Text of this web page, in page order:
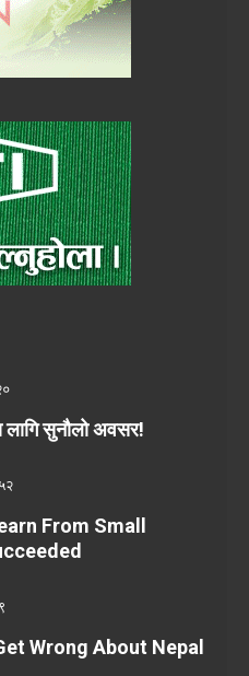
लागि सुनौलो अवसर!
From Small
Wrong About Nepal